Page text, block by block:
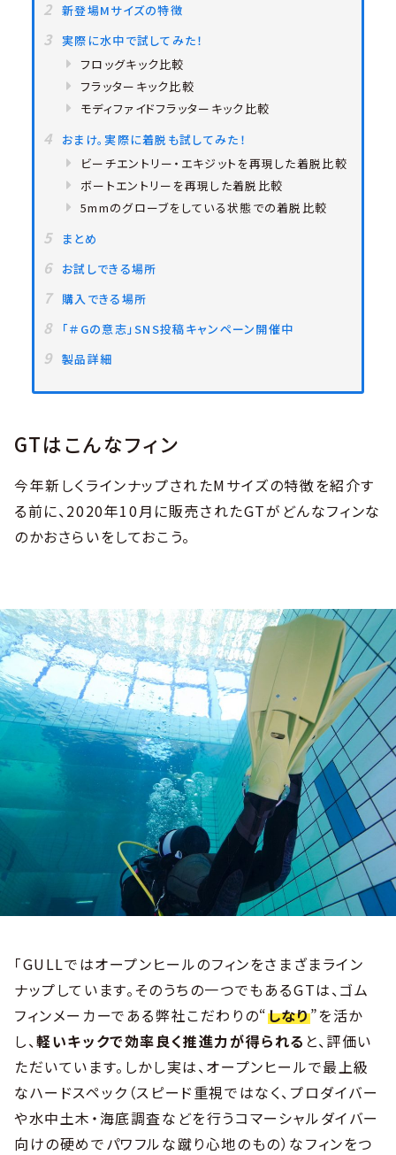
新登場Mサイズの特徴
実際に水中で試してみた！
フロッグキック比較
フラッターキック比較
モディファイドフラッターキック比較
おまけ。実際に着脱も試してみた！
ビーチエントリー・エキジットを再現した着脱比較
ボートエントリーを再現した着脱比較
5mmのグローブをしている状態での着脱比較
まとめ
お試しできる場所
購入できる場所
「＃Gの意志」SNS投稿キャンペーン開催中
製品詳細
GTはこんなフィン
今年新しくラインナップされたMサイズの特徴を紹介す
る前に、2020年10月に販売されたGTがどんなフィンな
のかおさらいをしておこう。
「GULLではオープンヒールのフィンをさまざまライン
ナップしています。そのうちの一つでもあるGTは、ゴム
フィンメーカーである弊社こだわりの“しなり”を活か
し、軽いキックで効率良く推進力が得られる と、評価い
ただいています。しかし実は、オープンヒールで最上級
なハードスペック（スピード重視ではなく、プロダイバー
や水中土木・海底調査などを行うコマーシャルダイバー
向けの硬めでパワフルな蹴り心地のもの）なフィンをつ